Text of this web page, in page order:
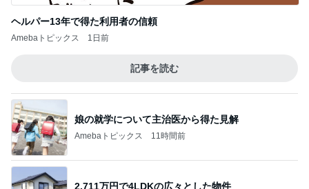
超厚切りで甘い新玉ねぎバーガー
Amebaトピックス